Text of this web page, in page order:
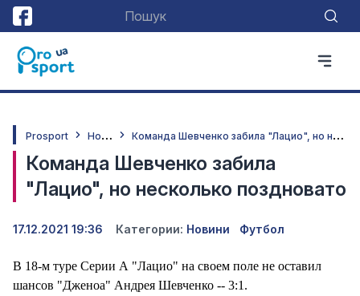
Prosport Н
овини К
оманда Шевченко забила "Лацио", но несколько поздновато
Команда Шевченко забила
"Лацио", но несколько поздновато
17.12.2021 19:36 Категории: Новини Футбол
В 18-м туре Серии А "Лацио" на своем поле не оставил
шансов "Дженоа" Андрея Шевченко -- 3:1.